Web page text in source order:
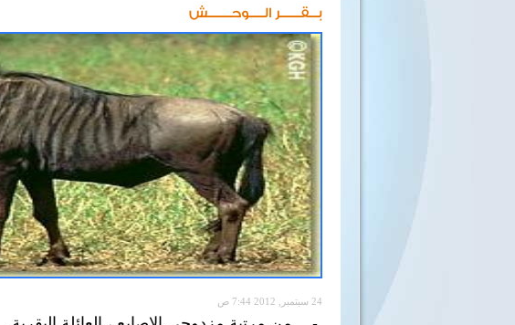
بـــقـــــــر الـــــوحــــــــش
24 سبتمبر, 2012 7:44 ص